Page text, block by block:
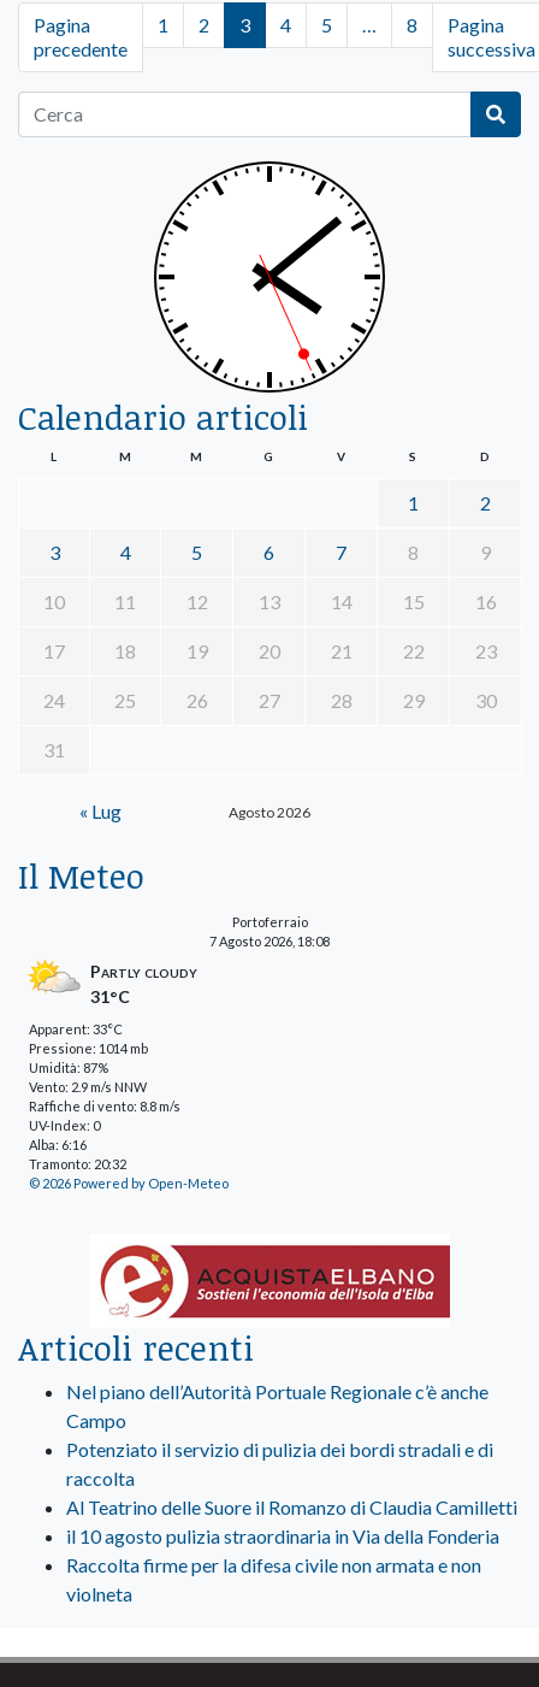
Pagina
precedente
1 2 3 4 5 8
Pagina
successiva
Calendario articoli
Agosto 2026
L M M G V S D
1 2
3 4 5 6 7 8 9
10 11 12 13 14 15 16
17 18 19 20 21 22 23
24 25 26 27 28 29 30
31
« Lug
Il Meteo
Portoferraio
7 Agosto 2026, 18:08
Partly cloudy
31°C
Apparent: 33°C
Pressione: 1014 mb
Umidità: 87%
Vento: 2.9 m/s NNW
Raffiche di vento: 8.8 m/s
UV-Index: 0
Alba: 6:16
Tramonto: 20:32
© 2026 Powered by Open-Meteo
Articoli recenti
Nel piano dell’Autorità Portuale Regionale c’è anche
Campo
Potenziato il servizio di pulizia dei bordi stradali e di
raccolta
Al Teatrino delle Suore il Romanzo di Claudia Camilletti
il 10 agosto pulizia straordinaria in Via della Fonderia
Raccolta firme per la difesa civile non armata e non
violneta